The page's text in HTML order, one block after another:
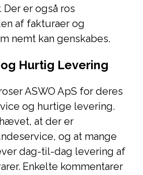
er også ros
af fakturaer og
nemt kan genskabes.
Hurtig Levering
ASWO ApS for deres
og hurtige levering.
at der er
og at mange
dag-til-dag levering af
Enkelte kommentarer